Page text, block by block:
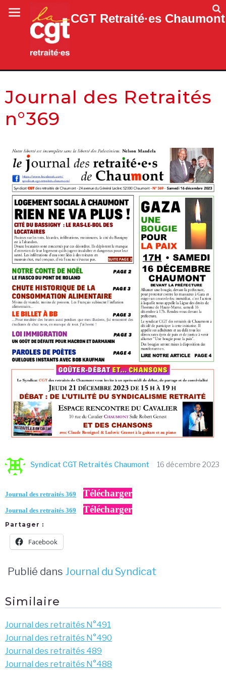
CGT Retraité·es Chaumont
Journal des Retraités
n°369
Syndicat CGT Retraités Chaumont 16 décembre 2023
Journal des retraités 369 Télécharger
Journal des retraités 369 Télécharger
Partager :
Facebook
Publié dans Journal du Syndicat
Similaire
Journal des retraités N°491
Journal des retraités N°490
Journal des retraités 489
Journal des retraités N°488